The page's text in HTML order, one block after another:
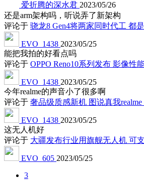
爱折腾的深水君 2023/05/26
还是arm架构吗，听说弄了新架构
评论于 骁龙8 Gen4将两家同时代工 都
EVO_1438 2023/05/25
能把我拍的好看点吗
评论于 OPPO Reno10系列发布 影像性
EVO_1438 2023/05/25
今年realme的声音小了很多啊
评论于 奢品级质感新机 图说真我realme
EVO_1438 2023/05/25
这无人机好
评论于 大疆发布行业用旗舰无人机 可
EVO_605 2023/05/25
3